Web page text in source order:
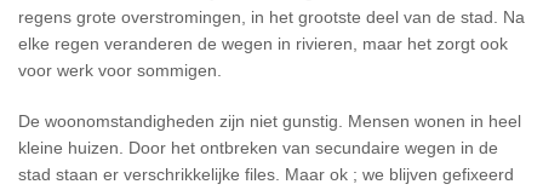
regens grote overstromingen, in het grootste deel van de stad. Na
elke regen veranderen de wegen in rivieren, maar het zorgt ook
voor werk voor sommigen.
De woonomstandigheden zijn niet gunstig. Mensen wonen in heel
kleine huizen. Door het ontbreken van secundaire wegen in de
stad staan ​​er verschrikkelijke files. Maar ok ; we blijven gefixeerd